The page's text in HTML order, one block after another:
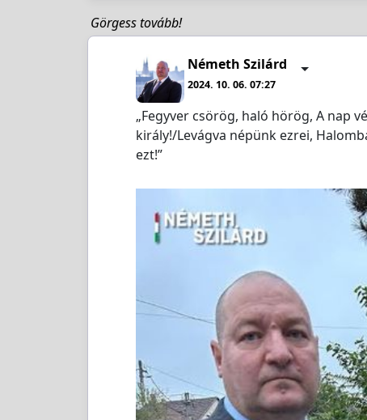
Görgess tovább!
Németh Szilárd
2024. 10. 06. 07:27
„Fegyver csörög, haló hörög, A nap
király!/Levágva népünk ezrei,
ezt!”